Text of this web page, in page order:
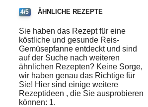
4/5 ÄHNLICHE REZEPTE
Sie haben das Rezeptfür eine
köstliche und gesunde Reis-
Gemüsepfanne entdeckt und sind
auf der Suche nach weiteren
ähnlichen Rezepten? Keine Sorge,
wir haben genau das Richtige für
Sie! Hier sind einige weitere
Rezeptideen , die Sie ausprobieren
können: 1.